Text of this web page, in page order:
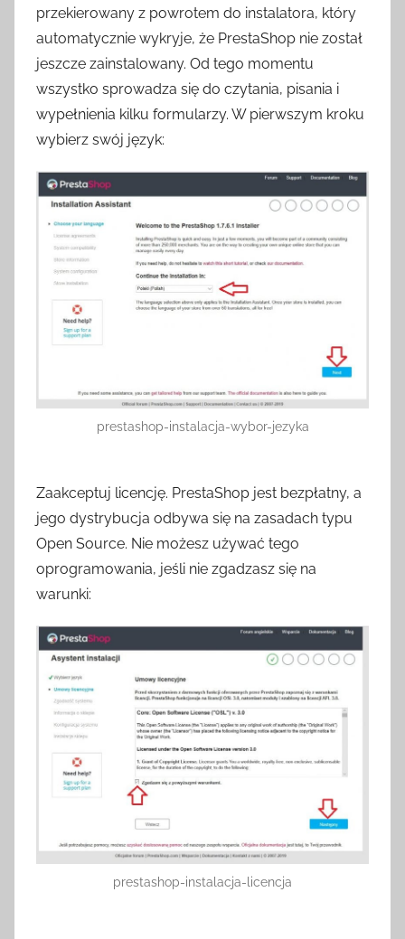
przekierowany z powrotem do instalatora, który
automatycznie wykryje, że PrestaShop nie został
jeszcze zainstalowany. Od tego momentu
wszystko sprowadza się do czytania, pisania i
wypełnienia kilku formularzy. W pierwszym kroku
wybierz swój język:
prestashop-instalacja-wybor-jezyka
Zaakceptuj licencję. PrestaShop jest bezpłatny, a
jego dystrybucja odbywa się na zasadach typu
Open Source. Nie możesz używać tego
oprogramowania, jeśli nie zgadzasz się na
warunki:
prestashop-instalacja-licencja